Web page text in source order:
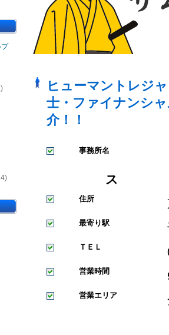
ヒューマントレジ
士・ファイナンシ
介！！
事務所名
ス
住所
最寄り駅
ＴＥＬ
営業時間
営業エリア
プ